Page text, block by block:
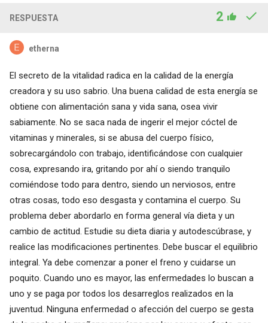
RESPUESTA 2
etherna
El secreto de la vitalidad radica en la calidad de la energía
creadora y su uso sabrio. Una buena calidad de esta energía se
obtiene con alimentación sana y vida sana, osea vivir
sabiamente. No se saca nada de ingerir el mejor cóctel de
vitaminas y minerales, si se abusa del cuerpo físico,
sobrecargándolo con trabajo, identificándose con cualquier
cosa, expresando ira, gritando por ahí o siendo tranquilo
comiéndose todo para dentro, siendo un nerviosos, entre
otras cosas, todo eso desgasta y contamina el cuerpo. Su
problema deber abordarlo en forma general vía dieta y un
cambio de actitud. Estudie su dieta diaria y autodescúbrase, y
realice las modificaciones pertinentes. Debe buscar el equilibrio
integral. Ya debe comenzar a poner el freno y cuidarse un
poquito. Cuando uno es mayor, las enfermedades lo buscan a
uno y se paga por todos los desarreglos realizados en la
juventud. Ninguna enfermedad o afección del cuerpo se gesta